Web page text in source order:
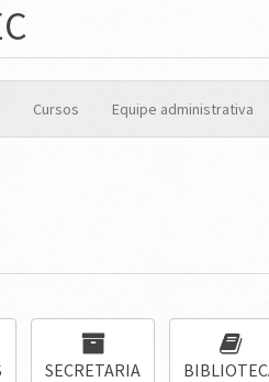
Cursos Equipe administrativa
SECRETARIA